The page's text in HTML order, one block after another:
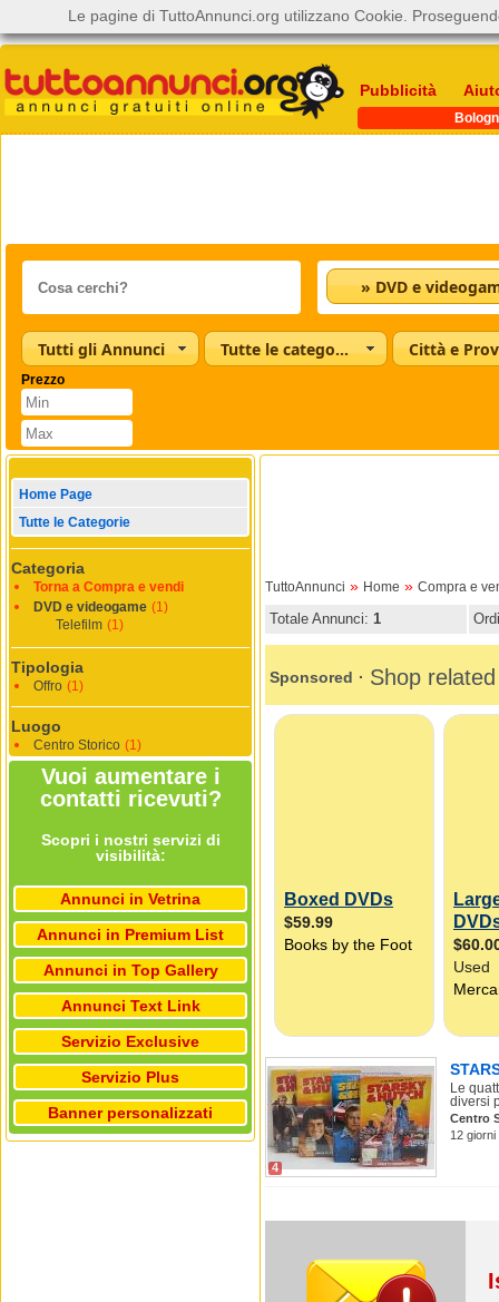
Pubblicità
» DVD e
Tutti gli Annunci Tutte le categorie Città e
Prezzo
Home Page
Tutte le Categorie
Categoria
Torna a Compra e vendi
DVD e videogame (1)
Telefilm (1)
Tipologia
Offro (1)
Luogo
Centro Storico (1)
Vuoi aumentare i
contatti ricevuti?
Scopri i nostri servizi di
visibilità:
Annunci in Vetrina
Annunci in Premium List
Annunci in Top Gallery
Annunci Text Link
Servizio Exclusive
Servizio Plus
Banner personalizzati
TuttoAnnunci » Home » Compra e
Totale Annunci: 1
4
Le
diversi
Centro
12
Le pagine di TuttoAnnunci.org utilizzano Cookie.